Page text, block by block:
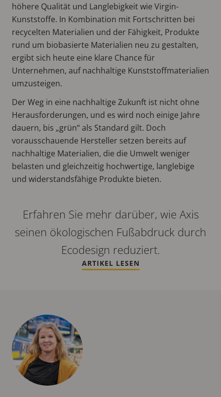
höhere Qualität und Langlebigkeit wie Virgin-
Kunststoffe. In Kombination mit Fortschritten bei
recycelten Materialien und der Fähigkeit, Produkte
rund um biobasierte Materialien neu zu gestalten,
ergibt sich heute eine klare Chance für
Unternehmen, auf nachhaltige Kunststoffmaterialien
umzusteigen.
Der Weg in eine nachhaltige Zukunft ist nicht ohne
Herausforderungen, und es wird noch einige Jahre
dauern, bis „grün“ als Standard gilt. Doch
vorausschauende Hersteller setzen bereits auf
nachhaltige Materialien, die die Umwelt weniger
belasten und gleichzeitig hochwertige, langlebige
und widerstandsfähige Produkte bieten.
Erfahren Sie mehr darüber, wie Axis
seinen ökologischen Fußabdruck durch
Ecodesign reduziert.
ARTIKEL LESEN